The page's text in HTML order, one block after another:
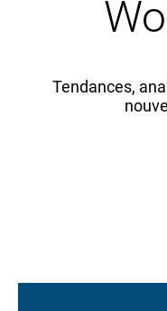
Tendances,